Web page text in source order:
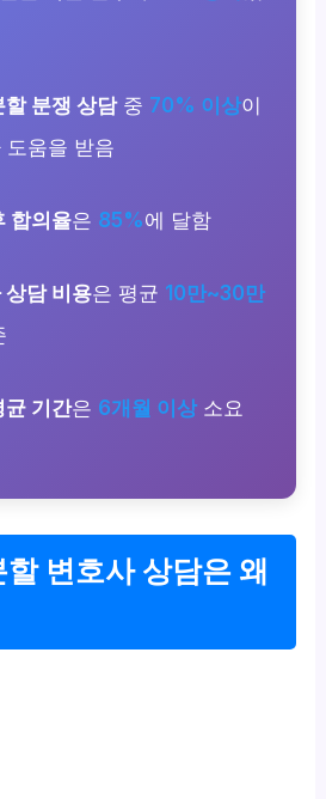
할 분쟁 상담중 70% 이상이
도움을 받음
합의율은 85%에 달함
상담 비용은 평균 10만~30만
균 기간은 6개월 이상소요
변호사 상담은 왜